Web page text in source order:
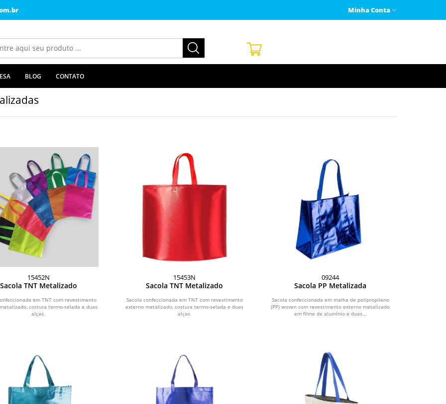
Minha Conta
BLOG CONTATO
15452N
Sacola TNT Metalizado
em TNT com revestimento
costura termo-selada e duas
alças.
15453N
Sacola TNT Metalizado
Sacola confeccionada em TNT com revestimento
externo metalizado, costura termo-selada e duas
alças.
09244
Sacola PP Metalizada
Sacola confeccionada em malha de polipropileno
(PP) woven com revestimento externo metalizado
em filme de alumínio e duas...